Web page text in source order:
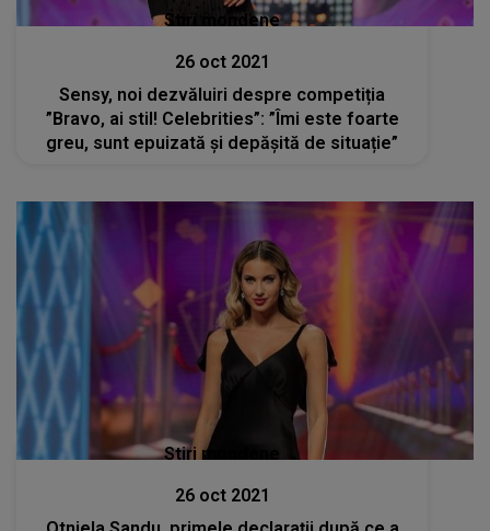
Stiri mondene
26 oct 2021
Sensy, noi dezvăluiri despre competiția
”Bravo, ai stil! Celebrities”: ”Îmi este foarte
greu, sunt epuizată și depășită de situație”
Stiri mondene
26 oct 2021